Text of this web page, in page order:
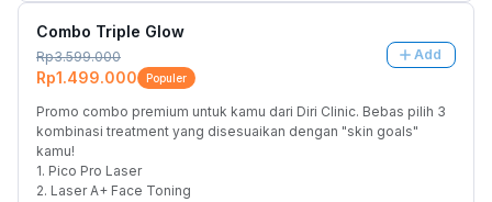
Combo Triple Glow
Rp3.599.000
Rp1.499.000 Populer
Add
Promo combo premium untuk kamu dari Diri Clinic. Bebas pilih 3
kombinasi treatment yang disesuaikan dengan "skin goals"
kamu!
1. Pico Pro Laser
2. Laser A+ Face Toning